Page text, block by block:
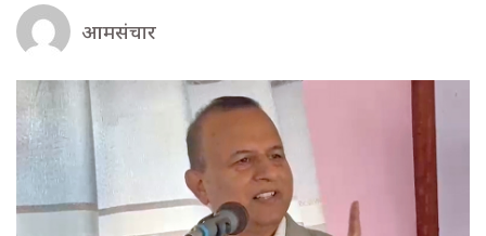
आमसंचार